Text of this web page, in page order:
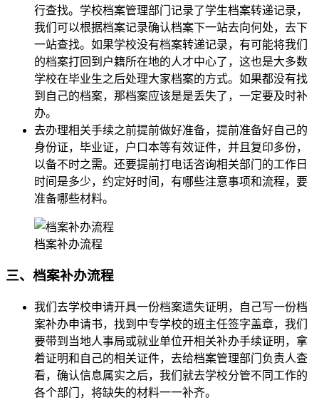
行查找。学校档案管理部门记录了学生档案转递记录，
我们可以根据档案记录确认档案下一站去向何处，去下
一站查找。如果学校没有档案转递记录，有可能将我们
的档案打回到户籍所在地的人才中心了，这也是大多数
学校在毕业生之后处理大家档案的方式。如果都没有找
到自己的档案，那档案应该是是丢失了，一定要及时补
办。
去办理相关手续之前提前做好准备，提前准备好自己的
身份证，毕业证，户口本等有效证件，并且复印多份，
以备不时之需。还要提前打电话咨询相关部门的工作日
时间是多少，约定好时间，有哪些注意事项和流程，要
准备哪些材料。
档案补办流程
三、档案补办流程
我们去学校申请开具一份档案遗失证明，自己写一份档
案补办申请书，找到中专学校的班主任签字盖章，我们
要带到当地人事局或就业单位开相关补办手续证明，拿
着证明和自己的相关证件，去给档案管理部门负责人查
看，确认信息属实之后，我们就去学校分管不同工作的
各个部门，将缺失的材料一一补齐。